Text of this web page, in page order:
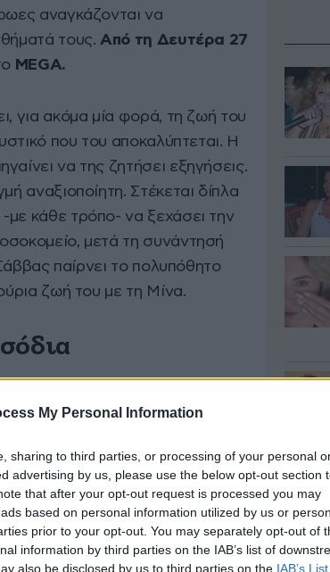
My Personal Information
sharing to third parties, or processing of your personal
advertising by us, please use the below opt-out section
that after your opt-out request is processed you may
based on personal information utilized by us or
prior to your opt-out. You may separately opt-out of
information by third parties on the IAB’s list of
also be disclosed by us to third parties on the IAB’s
αναγκάζονται να
τους. Από τη Δευτέρα 27
MEGA.
για ακόμα μία φορά, τη ζωή του
που του αποκαλύπτεται. Η
να της ζητήσει εξηγήσεις.
αναξιοποίητη. Στέκεται δίπλα
κάθε τρόπο- να ξεχάσει την
μετά τη συνάντησή
παίρνει το πολυπόθητο
ζωή του με τη Μίνα.
τον Οδυσσέα να ξεχάσει την
την Άσπα να του δώσει
στο παρελθόν της και οι
μια πρόταση στη Μίνα, που τη
στον Οδυσσέα όσα έμαθε
να το ψάξει μόνος